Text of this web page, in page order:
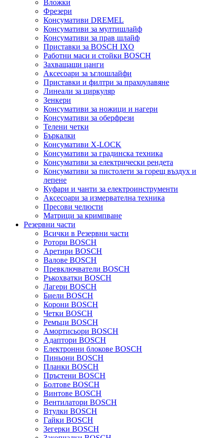
Вложки
Фрезери
Консумативи DREMEL
Консумативи за мултишлайф
Консумативи за прав шлайф
Приставки за BOSCH IXO
Работни маси и стойки BOSCH
Захващащи цанги
Аксесоари за ъглошлайфи
Приставки и филтри за прахоулавяне
Линеали за циркуляр
Зенкери
Консумативи за ножици и нагери
Консумативи за оберфрези
Телени четки
Бъркалки
Консумативи X-LOCK
Консумативи за градинска техника
Консумативи за електрически рендета
Консумативи за пистолети за горещ въздух и
лепене
Куфари и чанти за електроинструменти
Аксесоари за измервателна техника
Пресови челюсти
Матрици за кримпване
Резервни части
Всички в Резервни части
Ротори BOSCH
Аретири BOSCH
Валове BOSCH
Превключватели BOSCH
Ръкохватки BOSCH
Лагери BOSCH
Биели BOSCH
Корони BOSCH
Четки BOSCH
Ремъци BOSCH
Амортисьори BOSCH
Адаптори BOSCH
Електронни блокове BOSCH
Пиньони BOSCH
Планки BOSCH
Пръстени BOSCH
Болтове BOSCH
Винтове BOSCH
Вентилатори BOSCH
Втулки BOSCH
Гайки BOSCH
Зегерки BOSCH